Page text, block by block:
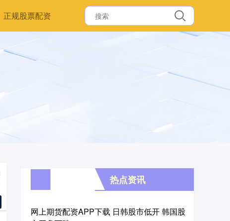
正规股票配资
热点资讯
网上期货配资APP下载 日韩股市低开 韩国股